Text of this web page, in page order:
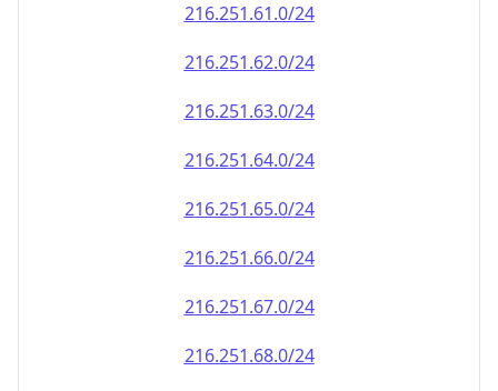
216.251.61.0/24
216.251.62.0/24
216.251.63.0/24
216.251.64.0/24
216.251.65.0/24
216.251.66.0/24
216.251.67.0/24
216.251.68.0/24